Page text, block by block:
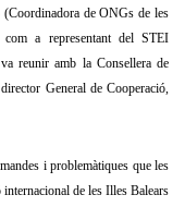
de ONGs de les
a representant del STEI
reunir amb la Consellera de
General de Cooperació,
i problemàtiques que les
de les Illes Balears